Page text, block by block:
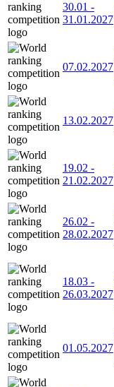
30.01 -
31.01.2027
07.02.2027
13.02.2027
19.02 -
21.02.2027
26.02 -
28.02.2027
18.03 -
26.03.2027
01.05.2027